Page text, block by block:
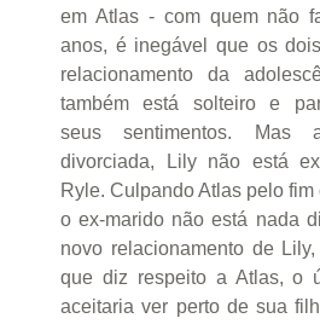
em Atlas - com quem não
anos, é inegável que os
relacionamento da
também está solteiro e
seus sentimentos. Mas
divorciada, Lily não está
Ryle. Culpando Atlas pelo
o ex-marido não está nada
novo relacionamento de
que diz respeito a Atlas, o
aceitaria ver perto de sua